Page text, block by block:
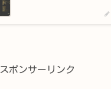
スポンサーリンク